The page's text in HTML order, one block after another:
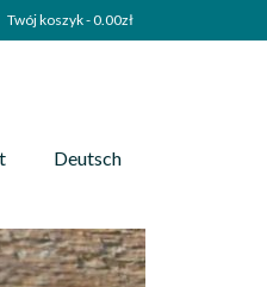
Twój koszyk-0.00zł
Deutsch